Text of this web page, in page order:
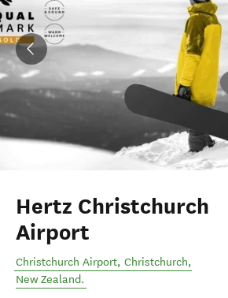
Hertz Christchurch
Airport
Christchurch Airport, Christchurch,
New Zealand.